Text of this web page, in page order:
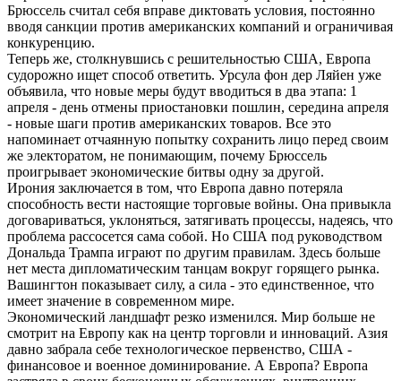
Брюссель считал себя вправе диктовать условия, постоянно
вводя санкции против американских компаний и ограничивая
конкуренцию.
Теперь же, столкнувшись с решительностью США, Европа
судорожно ищет способ ответить. Урсула фон дер Ляйен уже
объявила, что новые меры будут вводиться в два этапа: 1
апреля - день отмены приостановки пошлин, середина апреля
- новые шаги против американских товаров. Все это
напоминает отчаянную попытку сохранить лицо перед своим
же электоратом, не понимающим, почему Брюссель
проигрывает экономические битвы одну за другой.
Ирония заключается в том, что Европа давно потеряла
способность вести настоящие торговые войны. Она привыкла
договариваться, уклоняться, затягивать процессы, надеясь, что
проблема рассосется сама собой. Но США под руководством
Дональда Трампа играют по другим правилам. Здесь больше
нет места дипломатическим танцам вокруг горящего рынка.
Вашингтон показывает силу, а сила - это единственное, что
имеет значение в современном мире.
Экономический ландшафт резко изменился. Мир больше не
смотрит на Европу как на центр торговли и инноваций. Азия
давно забрала себе технологическое первенство, США -
финансовое и военное доминирование. А Европа? Европа